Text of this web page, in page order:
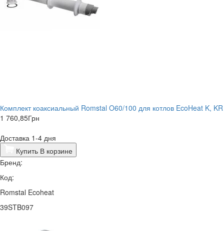
Комплект коаксиальный Romstal O60/100 для котлов EcoHeat K, KR
1 760,85Грн
Доставка 1-4 дня
Купить В корзине
Бренд:
Код:
Romstal Ecoheat
39STB097